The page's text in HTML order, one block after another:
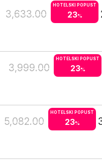
3,633.00
HOTELSKI POPUST
23%
3,999.00
HOTELSKI POPUST
23%
5,082.00
HOTELSKI POPUST
23%